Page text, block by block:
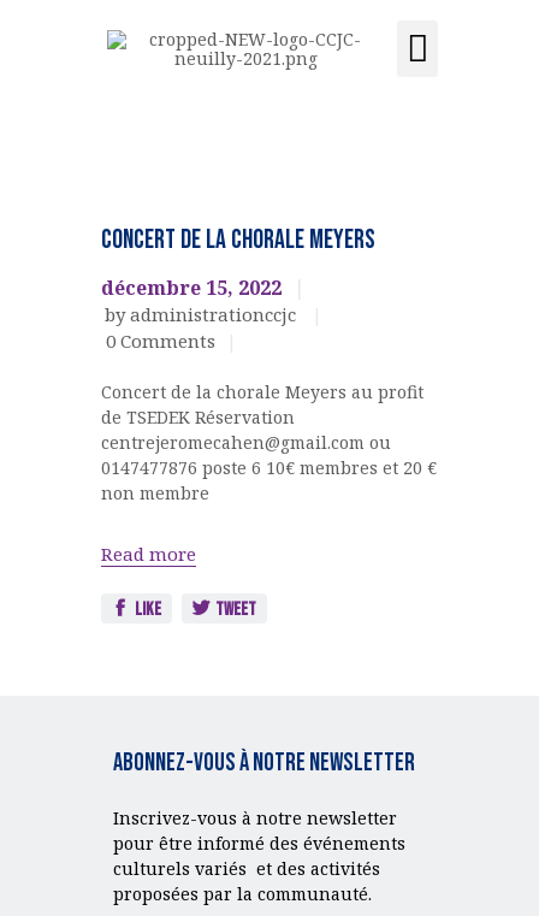
LE CENTRE
ACTIVITÉS ET COURS
LOCATION DE SALLE
ADHÉSION
ACQUISITION DU
CENTRE
EVENEMENTS
CONCERT DE LA CHORALE MEYERS
décembre 15, 2022
by administrationccjc
0 Comments
Concert de la chorale Meyers au profit
de TSEDEK Réservation
centrejeromecahen@gmail.com ou
0147477876 poste 6 10€ membres et 20 €
non membre
Read more
Like Tweet
Abonnez-vous à notre Newsletter
Inscrivez-vous à notre newsletter
pour être informé des événements
culturels variés et des activités
proposées par la communauté.